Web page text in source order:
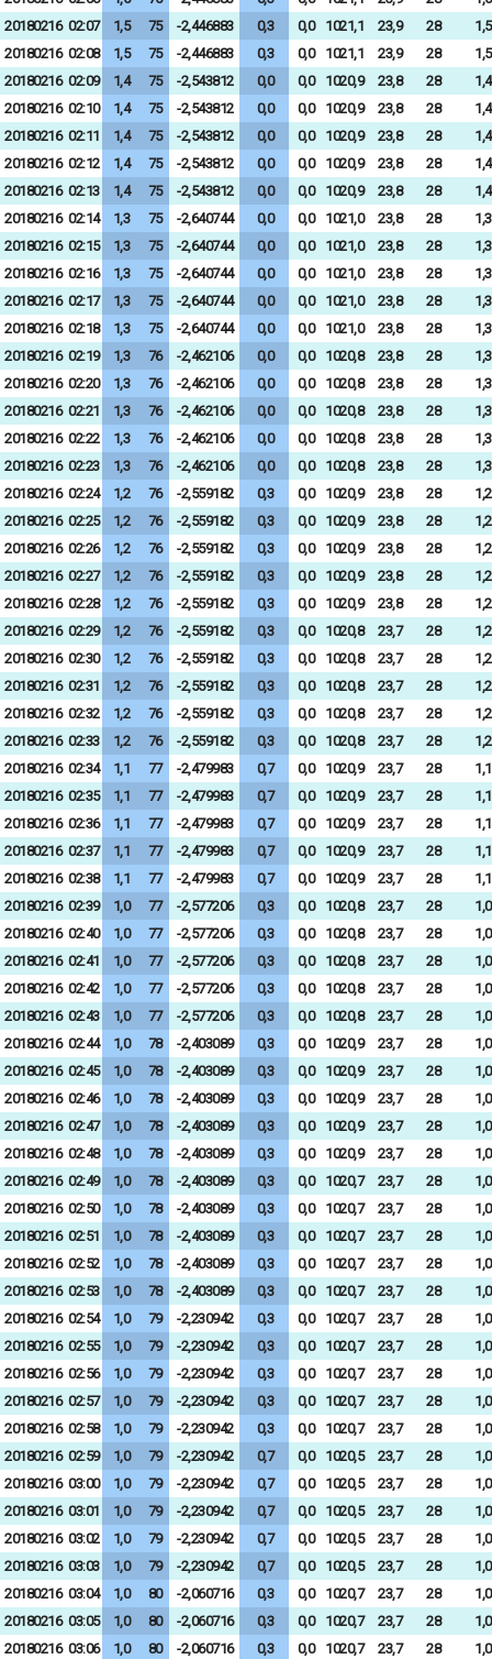
20180216 02:07 1,5 75 -2,446883 0,3 0,0 1021,1 23,9 28
1,5
20180216 02:08 1,5 75 -2,446883 0,3 0,0 1021,1 23,9 28
1,5
20180216 02:09 1,4 75 -2,543812 0,0 0,0 1020,9 23,8 28
1,4
20180216 02:10 1,4 75 -2,543812 0,0 0,0 1020,9 23,8 28
1,4
20180216 02:11 1,4 75 -2,543812 0,0 0,0 1020,9 23,8 28
1,4
20180216 02:12 1,4 75 -2,543812 0,0 0,0 1020,9 23,8 28
1,4
20180216 02:13 1,4 75 -2,543812 0,0 0,0 1020,9 23,8 28
1,4
20180216 02:14 1,3 75 -2,640744 0,0 0,0 1021,0 23,8 28
1,3
20180216 02:15 1,3 75 -2,640744 0,0 0,0 1021,0 23,8 28
1,3
20180216 02:16 1,3 75 -2,640744 0,0 0,0 1021,0 23,8 28
1,3
20180216 02:17 1,3 75 -2,640744 0,0 0,0 1021,0 23,8 28
1,3
20180216 02:18 1,3 75 -2,640744 0,0 0,0 1021,0 23,8 28
1,3
20180216 02:19 1,3 76 -2,462106 0,0 0,0 1020,8 23,8 28
1,3
20180216 02:20 1,3 76 -2,462106 0,0 0,0 1020,8 23,8 28
1,3
20180216 02:21 1,3 76 -2,462106 0,0 0,0 1020,8 23,8 28
1,3
20180216 02:22 1,3 76 -2,462106 0,0 0,0 1020,8 23,8 28
1,3
20180216 02:23 1,3 76 -2,462106 0,0 0,0 1020,8 23,8 28
1,3
20180216 02:24 1,2 76 -2,559182 0,3 0,0 1020,9 23,8 28
1,2
20180216 02:25 1,2 76 -2,559182 0,3 0,0 1020,9 23,8 28
1,2
20180216 02:26 1,2 76 -2,559182 0,3 0,0 1020,9 23,8 28
1,2
20180216 02:27 1,2 76 -2,559182 0,3 0,0 1020,9 23,8 28
1,2
20180216 02:28 1,2 76 -2,559182 0,3 0,0 1020,9 23,8 28
1,2
20180216 02:29 1,2 76 -2,559182 0,3 0,0 1020,8 23,7 28
1,2
20180216 02:30 1,2 76 -2,559182 0,3 0,0 1020,8 23,7 28
1,2
20180216 02:31 1,2 76 -2,559182 0,3 0,0 1020,8 23,7 28
1,2
20180216 02:32 1,2 76 -2,559182 0,3 0,0 1020,8 23,7 28
1,2
20180216 02:33 1,2 76 -2,559182 0,3 0,0 1020,8 23,7 28
1,2
20180216 02:34 1,1 77 -2,479983 0,7 0,0 1020,9 23,7 28
1,1
20180216 02:35 1,1 77 -2,479983 0,7 0,0 1020,9 23,7 28
1,1
20180216 02:36 1,1 77 -2,479983 0,7 0,0 1020,9 23,7 28
1,1
20180216 02:37 1,1 77 -2,479983 0,7 0,0 1020,9 23,7 28
1,1
20180216 02:38 1,1 77 -2,479983 0,7 0,0 1020,9 23,7 28
1,1
20180216 02:39 1,0 77 -2,577206 0,3 0,0 1020,8 23,7 28
1,0
20180216 02:40 1,0 77 -2,577206 0,3 0,0 1020,8 23,7 28
1,0
20180216 02:41 1,0 77 -2,577206 0,3 0,0 1020,8 23,7 28
1,0
20180216 02:42 1,0 77 -2,577206 0,3 0,0 1020,8 23,7 28
1,0
20180216 02:43 1,0 77 -2,577206 0,3 0,0 1020,8 23,7 28
1,0
20180216 02:44 1,0 78 -2,403089 0,3 0,0 1020,9 23,7 28
1,0
20180216 02:45 1,0 78 -2,403089 0,3 0,0 1020,9 23,7 28
1,0
20180216 02:46 1,0 78 -2,403089 0,3 0,0 1020,9 23,7 28
1,0
20180216 02:47 1,0 78 -2,403089 0,3 0,0 1020,9 23,7 28
1,0
20180216 02:48 1,0 78 -2,403089 0,3 0,0 1020,9 23,7 28
1,0
20180216 02:49 1,0 78 -2,403089 0,3 0,0 1020,7 23,7 28
1,0
20180216 02:50 1,0 78 -2,403089 0,3 0,0 1020,7 23,7 28
1,0
20180216 02:51 1,0 78 -2,403089 0,3 0,0 1020,7 23,7 28
1,0
20180216 02:52 1,0 78 -2,403089 0,3 0,0 1020,7 23,7 28
1,0
20180216 02:53 1,0 78 -2,403089 0,3 0,0 1020,7 23,7 28
1,0
20180216 02:54 1,0 79 -2,230942 0,3 0,0 1020,7 23,7 28
1,0
20180216 02:55 1,0 79 -2,230942 0,3 0,0 1020,7 23,7 28
1,0
20180216 02:56 1,0 79 -2,230942 0,3 0,0 1020,7 23,7 28
1,0
20180216 02:57 1,0 79 -2,230942 0,3 0,0 1020,7 23,7 28
1,0
20180216 02:58 1,0 79 -2,230942 0,3 0,0 1020,7 23,7 28
1,0
20180216 02:59 1,0 79 -2,230942 0,7 0,0 1020,5 23,7 28
1,0
20180216 03:00 1,0 79 -2,230942 0,7 0,0 1020,5 23,7 28
1,0
20180216 03:01 1,0 79 -2,230942 0,7 0,0 1020,5 23,7 28
1,0
20180216 03:02 1,0 79 -2,230942 0,7 0,0 1020,5 23,7 28
1,0
20180216 03:03 1,0 79 -2,230942 0,7 0,0 1020,5 23,7 28
1,0
20180216 03:04 1,0 80 -2,060716 0,3 0,0 1020,7 23,7 28
1,0
20180216 03:05 1,0 80 -2,060716 0,3 0,0 1020,7 23,7 28
1,0
20180216 03:06 1,0 80 -2,060716 0,3 0,0 1020,7 23,7 28
1,0